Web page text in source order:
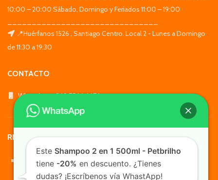
10:00 – 20:00 Sábado, Domingo y Feriados 11:00 – 19:00
📍Huérfanos 1526 , Santiago Centro. Local 2 - Lunes a Domingo
de 11:30 a 19:30
CONTACTO
WhatsApp: +569 7564 4676
REDES SOCIALES
Este Shampoo 2 en 1 500ml - Petbrilho
tiene -20% en descuento. ¿Tienes
dudas? ¡Escríbenos vía WhastApp!